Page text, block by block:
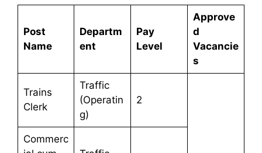
Post
Name
Departm
ent
Pay
Level
Approve
d
Vacancie
s
Trains
Clerk
Traffic
(Operatin
g)
2
Commerc